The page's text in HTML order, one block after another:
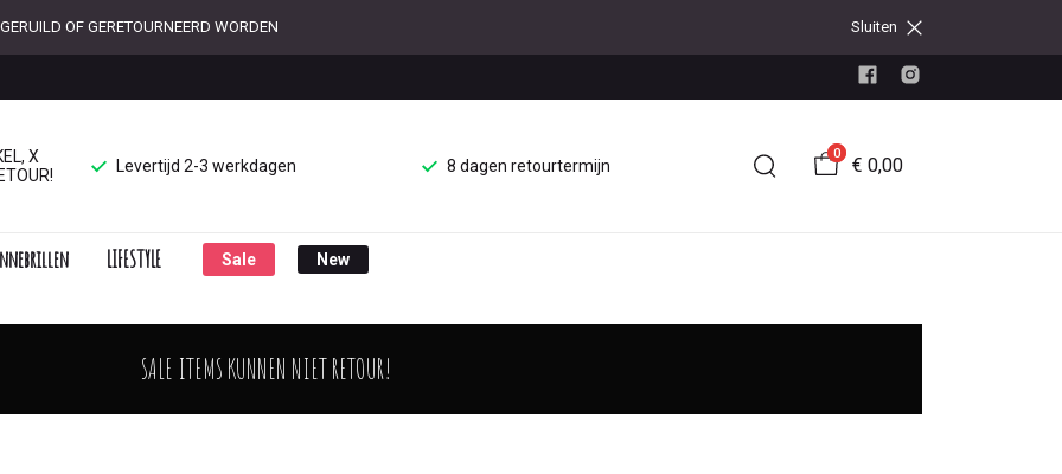
OF GERETOURNEERD WORDEN Sluiten
X
Levertijd 2-3 werkdagen 8 dagen retourtermijn
0
€ 0,00
LIFESTYLE Sale New
SALE ITEMS KUNNEN NIET RETOUR!